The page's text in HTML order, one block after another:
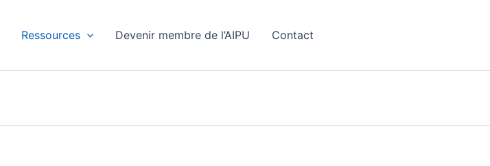
Ressources Devenir membre de l’AIPU Contact